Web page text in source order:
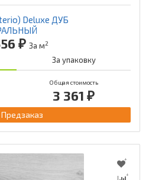
Deluxe ДУБ
₽ За м2
За упаковку
Общая стоимость
3 361 ₽
Предзаказ